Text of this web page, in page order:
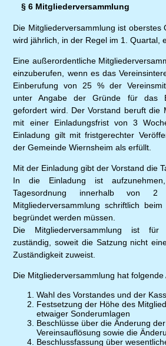
§ 6 Mitgliederversammlung
Die Mitgliederversammlung ist oberstes
wird jährlich, in der Regel im 1. Quartal,
Eine außerordentliche
einzuberufen, wenn es das
Einberufung von 25 % der
unter Angabe der Gründe für das
gefordert wird. Der Vorstand beruft die
mit einer Einladungsfrist von 3
Einladung gilt mit fristgerechter
der Gemeinde Wiernsheim als erfüllt.
Mit der Einladung gibt der Vorstand die
In die Einladung ist
Tagesordnung innerhalb von
Mitgliederversammlung schriftlich
begründet werden müssen.
Die Mitgliederversammlung ist für
zuständig, soweit die Satzung nicht
Zuständigkeit zuweist.
Die Mitgliederversammlung hat folgende
Wahl des Vorstandes und der
Festsetzung der Höhe des
etwaiger Sonderumlagen
Beschlüsse über die Änderung
Vereinsauflösung sowie die
Beschlussfassung über